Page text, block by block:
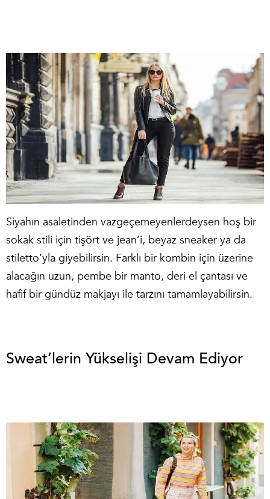
Siyahın asaletinden vazgeçemeyenlerdeysen hoş bir
sokak stili için tişört ve jean’i, beyaz sneaker ya da
stiletto’yla giyebilirsin. Farklı bir kombin için üzerine
alacağın uzun, pembe bir manto, deri el çantası ve
hafif bir gündüz makjayı ile tarzını tamamlayabilirsin.
Sweat’lerin Yükselişi Devam Ediyor